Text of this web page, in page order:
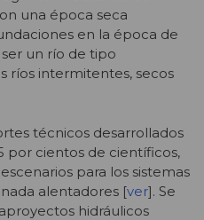
una época seca
en la época de
un río de tipo
ríos intermitentes, secos
técnicos desarrollados
por cientos de científicos,
para los sistemas
alentadores [ver]. Se
hidráulicos